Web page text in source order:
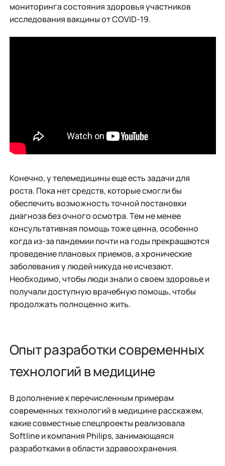
мониторинга состояния здоровья участников
исследования вакцины от COVID-19.
Конечно, у телемедицины еще есть задачи для
роста. Пока нет средств, которые смогли бы
обеспечить возможность точной постановки
диагноза без очного осмотра. Тем не менее
консультативная помощь тоже ценна, особенно
когда из-за пандемии почти на годы прекращаются
проведение плановых приемов, а хронические
заболевания у людей никуда не исчезают.
Необходимо, чтобы люди знали о своем здоровье и
получали доступную врачебную помощь, чтобы
продолжать полноценно жить.
Опыт разработки современных
технологий в медицине
В дополнение к перечисленным примерам
современных технологий в медицине расскажем,
какие совместные спецпроекты реализовала
Softline и компания Philips, занимающаяся
разработками в области здравоохранения.